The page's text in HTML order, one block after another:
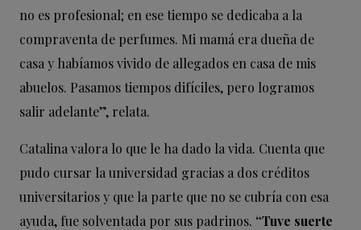
no es profesional; en ese tiempo se dedicaba a la
compraventa de perfumes. Mi mamá era dueña de
casa y habíamos vivido de allegados en casa de mis
abuelos. Pasamos tiempos difíciles, pero logramos
salir adelante”, relata.
Catalina valora lo que le ha dado la vida. Cuenta que
pudo cursar la universidad gracias a dos créditos
universitarios y que la parte que no se cubría con esa
ayuda, fue solventada por sus padrinos. “Tuve suerte